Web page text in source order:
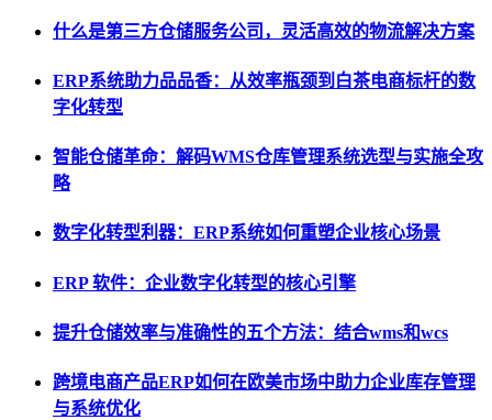
什么是第三方仓储服务公司，灵活高效的物流解决方案
ERP系统助力品品香：从效率瓶颈到白茶电商标杆的数
字化转型
智能仓储革命：解码WMS仓库管理系统选型与实施全攻
略
数字化转型利器：ERP系统如何重塑企业核心场景
ERP 软件：企业数字化转型的核心引擎
提升仓储效率与准确性的五个方法：结合wms和wcs
跨境电商产品ERP如何在欧美市场中助力企业库存管理
与系统优化